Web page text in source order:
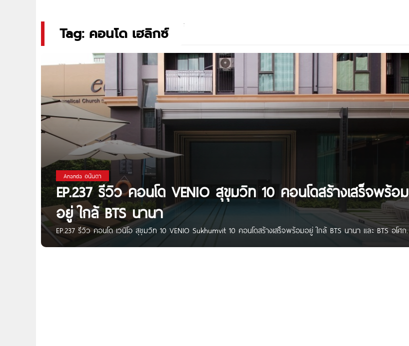
Tag: คอนโด เฮลิกซ์
Ananda อนันดา
EP.237 รีวิว คอนโด VENIO สุขุมวิท 10 คอนโดสร้างเสร็จพร้อม
อยู่ ใกล้ BTS นานา
EP.237 รีวิว คอนโด เวนิโอ สุขุมวิท 10 VENIO Sukhumvit 10 คอนโดสร้างเสร็จพร้อมอยู่ ใกล้ BTS นานา และ BTS อโศก
เริ่ม 5.49 ล้าน* Written By : Som Sawarose Khaisilp สวัสดีค่ะ ผู้อ่าน CONDONAYOO ทุกท่าน สำหรับใครที่กำลังมอง